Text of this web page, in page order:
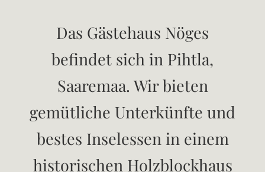
Das Gästehaus Nöges
befindet sich in Pihtla,
Saaremaa. Wir bieten
gemütliche Unterkünfte und
bestes Inselessen in einem
historischen Holzblockhaus